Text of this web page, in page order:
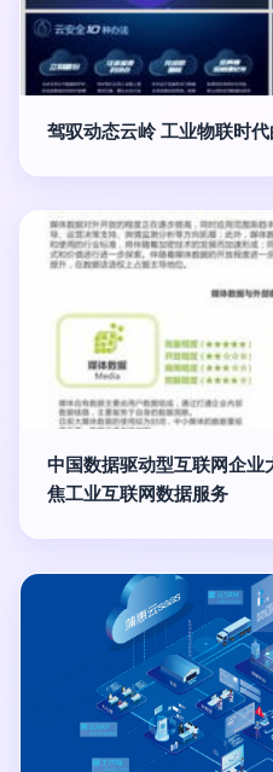
驾驭动态云岭 工业物联时
中国数据驱动型互联网企
焦工业互联网数据服务